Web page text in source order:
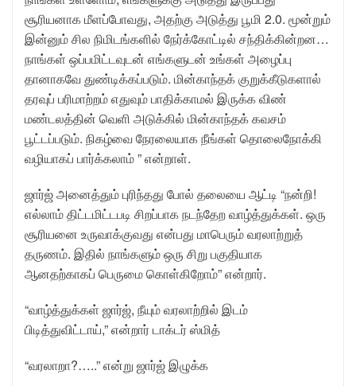
சூரியனாக மீளப்போவது, அதற்கு அடுத்து பூமி 2.0. மூன்றும்
இன்னும் சில நிமிடங்களில் நேர்க்கோட்டில் சந்திக்கின்றன…
நாங்கள் ஒப்பமிட்டவுடன் எங்களுடன் உங்கள் அழைப்பு
தானாகவே துண்டிக்கப்படும். மின்காந்தக் குறுக்கீடுகளால்
தரவுப் பரிமாற்றம் எதுவும் பாதிக்காமல் இருக்க விண்
மண்டலத்தின் வெளி அடுக்கில் மின்காந்தக் கவசம்
பூட்டப்படும். நிகழ்வை நேரலையாக நீங்கள் தொலைநோக்கி
வழியாகப் பார்க்கலாம் ” என்றாள்.
ஜார்ஜ் அனைத்தும் புரிந்தது போல் தலையை ஆட்டி “நன்றி!
எல்லாம் திட்டமிட்டபடி சிறப்பாக நடந்தேற வாழ்த்துக்கள். ஒரு
சூரியனை உருவாக்குவது என்பது மாபெரும் வரலாற்றுத்
தருணம். இதில் நாங்களும் ஒரு சிறு பகுதியாக
ஆனதற்காகப் பெருமை கொள்கிறோம்” என்றார்.
“வாழ்த்துக்கள் ஜார்ஜ், நீயும் வரலாற்றில் இடம்
பிடித்துவிட்டாய்,” என்றார் டாக்டர் ஸ்மித்
“வரலாறா?…..” என்று ஜார்ஜ் இழுக்க